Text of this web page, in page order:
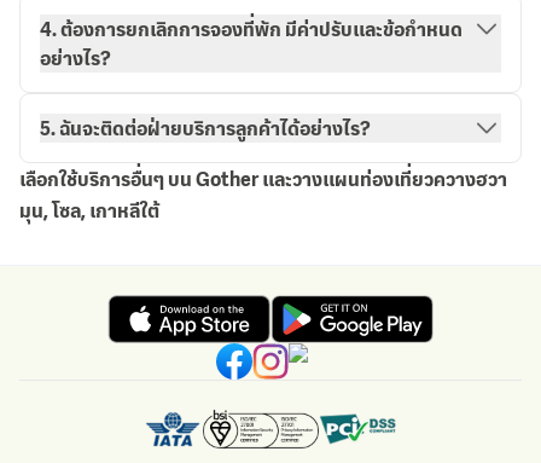
การจองของฉัน
4. ต้องการยกเลิกการจองที่พัก มีค่าปรับและข้อกำหนด
อย่างไร?
5. ฉันจะติดต่อฝ่ายบริการลูกค้าได้อย่างไร?
เลือกใช้บริการอื่นๆ บน Gother และวางแผนท่องเที่ยวควางฮวา
มุน, โซล, เกาหลีใต้